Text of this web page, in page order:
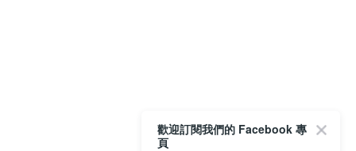
歡迎訂閱我們的 Facebook 專
頁